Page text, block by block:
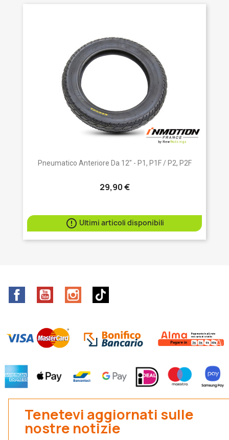
Pneumatico Anteriore Da 12" - P1, P1F / P2, P2F
29,90 €
 Ultimi articoli disponibili
FacebookYouTube Instagram
Tenetevi aggiornati sulle
nostre notizie